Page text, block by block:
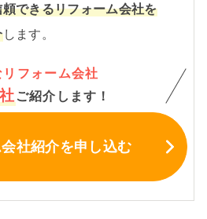
できるリフォーム会社を
します。
リフォーム会社
社 ご紹介します！
社紹介を申し込む